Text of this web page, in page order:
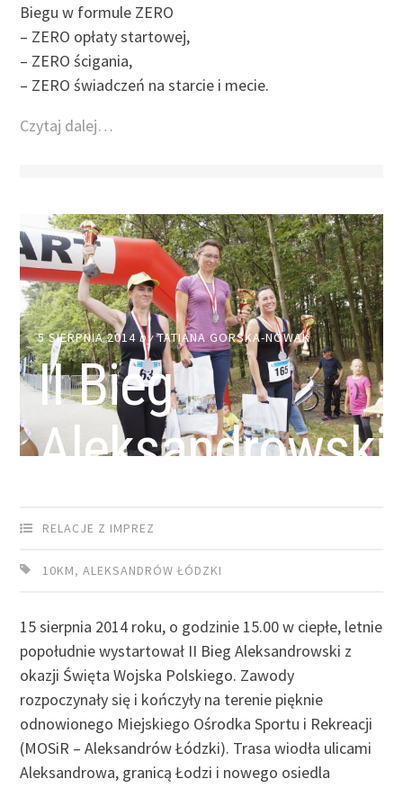
Biegu w formule ZERO
– ZERO opłaty startowej,
– ZERO ścigania,
– ZERO świadczeń na starcie i mecie.
Czytaj dalej…
5 SIERPNIA 2014byTATIANA GORSKA-NOWAK
II Bieg
Aleksandrowski
RELACJE Z IMPREZ
10KM,ALEKSANDRÓW ŁÓDZKI
15 sierpnia 2014 roku, o godzinie 15.00 w ciepłe, letnie
popołudnie wystartował II Bieg Aleksandrowski z
okazji Święta Wojska Polskiego. Zawody
rozpoczynały się i kończyły na terenie pięknie
odnowionego Miejskiego Ośrodka Sportu i Rekreacji
(MOSiR – Aleksandrów Łódzki). Trasa wiodła ulicami
Aleksandrowa, granicą Łodzi i nowego osiedla